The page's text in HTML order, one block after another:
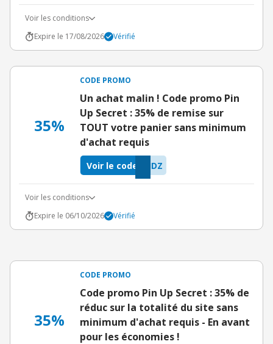
Voir les conditions
Expire le 17/08/2026
Vérifié
35%
CODE PROMO
Un achat malin ! Code promo Pin
Up Secret : 35% de remise sur
TOUT votre panier sans minimum
d'achat requis
HDZ
Voir le code
Voir les conditions
Expire le 06/10/2026
Vérifié
35%
CODE PROMO
Code promo Pin Up Secret : 35% de
réduc sur la totalité du site sans
minimum d'achat requis - En avant
pour les économies !